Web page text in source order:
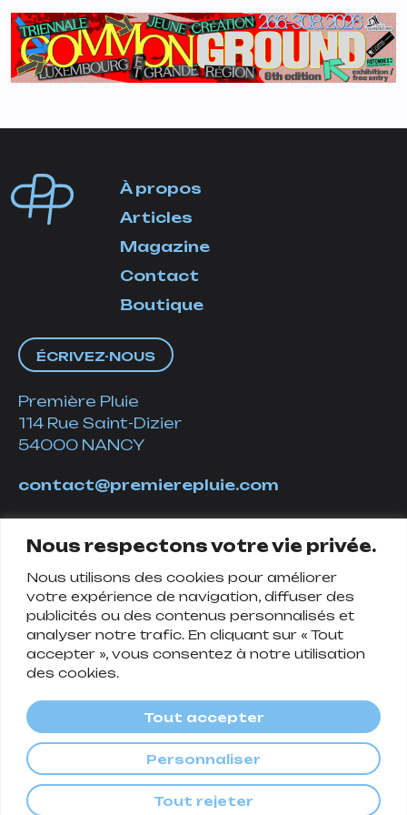
Nous respectons votre vie privée.
Nous utilisons des cookies pour améliorer
votre expérience de navigation, diffuser des
publicités ou des contenus personnalisés et
analyser notre trafic. En cliquant sur « Tout
accepter », vous consentez à notre utilisation
des cookies.
Personnaliser
Tout rejeter
Tout accepter
À propos
Articles
Magazine
Contact
Boutique
ÉCRIVEZ-NOUS
Première Pluie
114 Rue Saint-Dizier
54000 NANCY
contact@premierepluie.com
Suivez-nous
Politique de confidentialité
© Première Pluie, 2024